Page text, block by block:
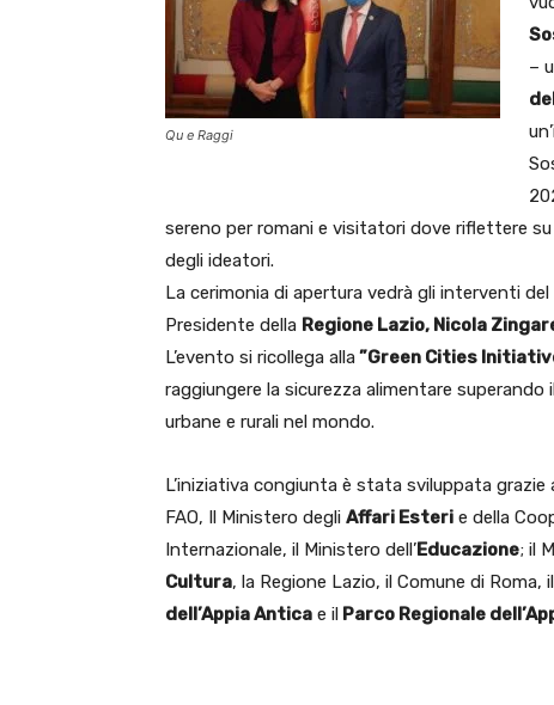
Qu e Raggi
–
sereno per romani e visitatori dove riflettere
degli ideatori.
La cerimonia di apertura vedrà gli interventi del
Presidente della Regione Lazio, Nicola
L’evento si ricollega alla”Green Cities
raggiungere la sicurezza alimentare superando
urbane e rurali nel mondo.
L’iniziativa congiunta è stata sviluppata grazie
FAO, Il Ministero degli Affari Esteri e della
Internazionale, il Ministero dell’Educazione; il
Cultura, la Regione Lazio, il Comune di Roma, il
dell’Appia Antica e il Parco Regionale